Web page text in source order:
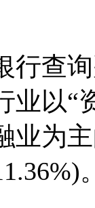
行查
业以“
业为